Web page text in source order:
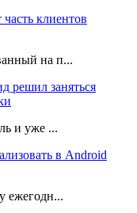
клиентов
на п...
решил заняться
и уже ...
в Android
ежегодн...